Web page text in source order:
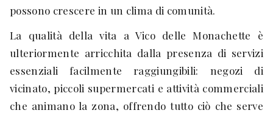
possono crescere in un clima di comunità.
La qualità della vita a Vico delle Monachette è
ulteriormente arricchita dalla presenza di servizi
essenziali facilmente raggiungibili: negozi di
vicinato, piccoli supermercati e attività commerciali
che animano la zona, offrendo tutto ciò che serve